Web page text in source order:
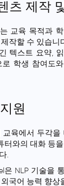
츠 제작
교육 목적과
작할 수 있습니
텍스트 요약,
로 학생 참여도
원
교육에서 두각을
터와의 대화 등
.
은 NLP 기술을
국어 능력 향상